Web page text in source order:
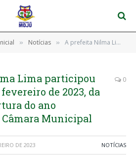
» Notícias » A prefeita Nilma Lima participou hoje, dia 17 de fevereiro de 2023, da sessão de abertura do ano legislativo na Câmara Municipal
Lima participou
de 2023, da
do ano
Municipal
0
DE 2023 NOTÍCIAS